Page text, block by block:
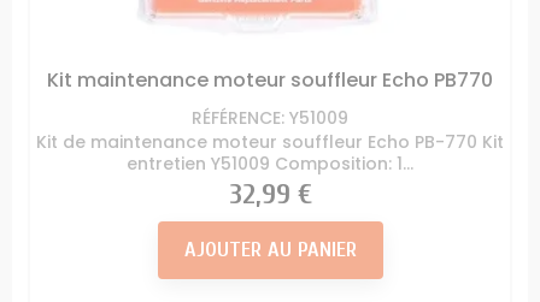
Kit maintenance moteur souffleur Echo PB770
RÉFÉRENCE: Y51009
Kit de maintenance moteur souffleur Echo PB-770 Kit
entretien Y51009 Composition: 1...
Prix
32,99 €
AJOUTER AU PANIER